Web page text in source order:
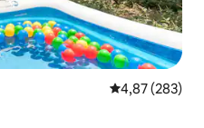
Vlerësimi
4,87 (283)